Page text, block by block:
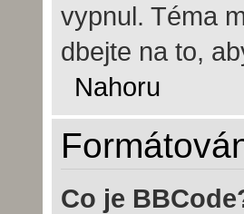
vypnul. Téma
dbejte na to,
Nahoru
Co je